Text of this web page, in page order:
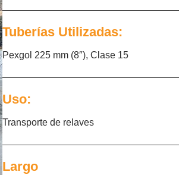
Tuberías Utilizadas:
Pexgol 225 mm (8″), Clase 15
Uso:
Transporte de relaves
Largo